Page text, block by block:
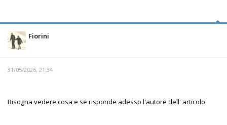
Fiorini
31/05/2026, 21:34
Bisogna vedere cosa e se risponde adesso l'autore dell' articolo